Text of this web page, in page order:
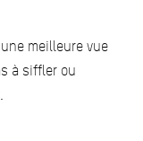
meilleure vue
à siffler ou